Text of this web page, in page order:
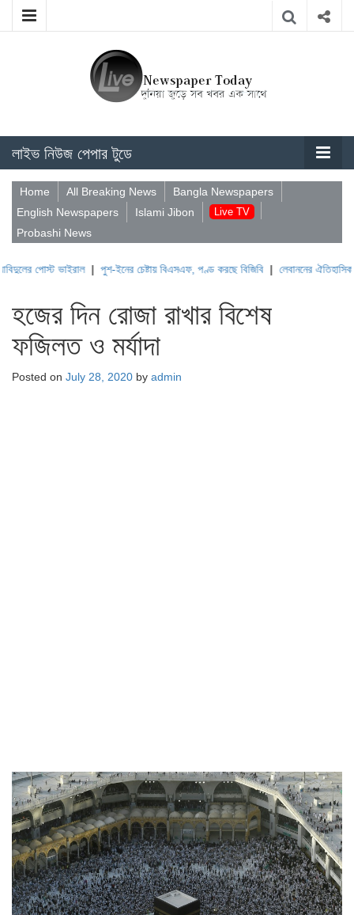
লাইভ নিউজ পেপার টুডে
Home All Breaking News
Bangla Newspapers
English Newspapers
Islami Jibon Live TV
Probashi News
ভাইরাল|পুশ-ইনের চেষ্টায় বিএসএফ, পণ্ড করছে বিজিবি|লেবাননের ঐতিহাসিক বউফোর্ট
হজের দিন রোজা রাখার বিশেষ
ফজিলত ও মর্যাদা
Posted on July 28, 2020 by admin